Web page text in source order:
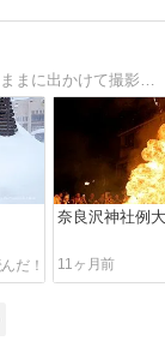
野沢温泉を始め信越自然郷など、気分の向くままに出かけて撮影した写真を掲載^^ 旧blog url:https://nozawalove.exblog.jp/
奈良沢神社例
11ヶ月前